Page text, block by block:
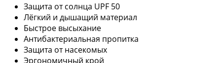
Защита от солнца UPF 50
Лёгкий и дышащий материал
Быстрое высыхание
Антибактериальная пропитка
Защита от насекомых
Эргономичный крой